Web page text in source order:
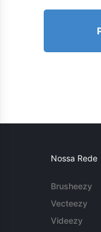
Nossa Rede
Brusheezy
Vecteezy
Videezy